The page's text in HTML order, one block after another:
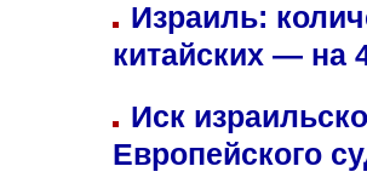
Израиль:
китайских — на
Иск
Европейского